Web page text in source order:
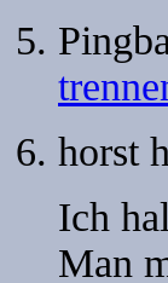
horst
Ich
Man